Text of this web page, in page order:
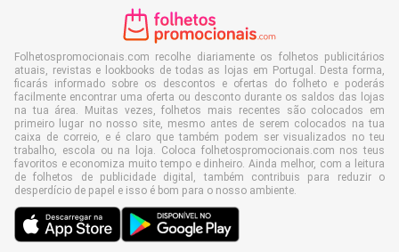
Folhetospromocionais.com recolhe diariamente os folhetos publicitários
atuais, revistas e lookbooks de todas as lojas em Portugal. Desta forma,
ficarás informado sobre os descontos e ofertas do folheto e poderás
facilmente encontrar uma oferta ou desconto durante os saldos das lojas
na tua área. Muitas vezes, folhetos mais recentes são colocados em
primeiro lugar no nosso site, mesmo antes de serem colocados na tua
caixa de correio, e é claro que também podem ser visualizados no teu
trabalho, escola ou na loja. Coloca folhetospromocionais.com nos teus
favoritos e economiza muito tempo e dinheiro. Ainda melhor, com a leitura
de folhetos de publicidade digital, também contribuis para reduzir o
desperdício de papel e isso é bom para o nosso ambiente.